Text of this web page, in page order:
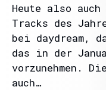
Heute also
Tracks des
bei daydream,
das in der
vorzunehmen.
auch…